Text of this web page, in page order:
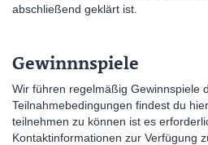
abschließend geklärt ist.
Gewinnnspiele
Wir führen regelmäßig Gewinnspiele
Teilnahmebedingungen findest du
teilnehmen zu können ist es
Kontaktinformationen zur Verfügung